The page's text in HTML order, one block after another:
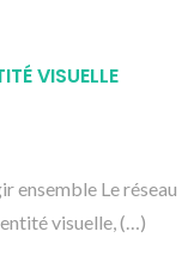
VISUELLE
ensemble Le réseau
visuelle, (…)